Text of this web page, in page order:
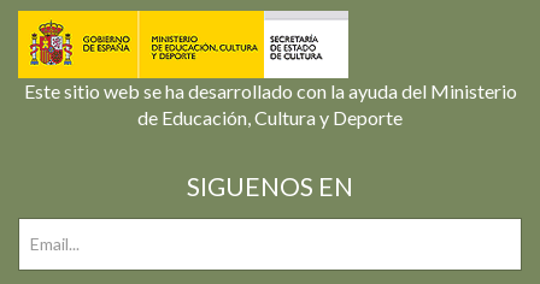
Este sitio web se ha desarrollado con la ayuda del Ministerio
de Educación, Cultura y Deporte
SIGUENOS EN